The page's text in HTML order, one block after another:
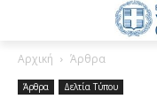
Αρχική Άρθρα
Άρθρα Δελτία Τύπου